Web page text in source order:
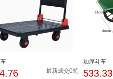
最新成交0笔
加厚斗车
533.33